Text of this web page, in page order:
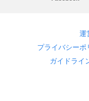
運
プライバシーポ
ガイドライ